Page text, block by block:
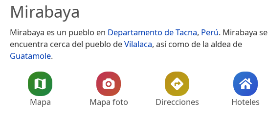
Mirabaya
Mirabaya es un pueblo en Departamento de Tacna, Perú. Mirabaya se
encuentra cerca del pueblo deVilalaca, así como de la aldea de
Guatamole.
Mapa Mapa foto Direcciones Hoteles